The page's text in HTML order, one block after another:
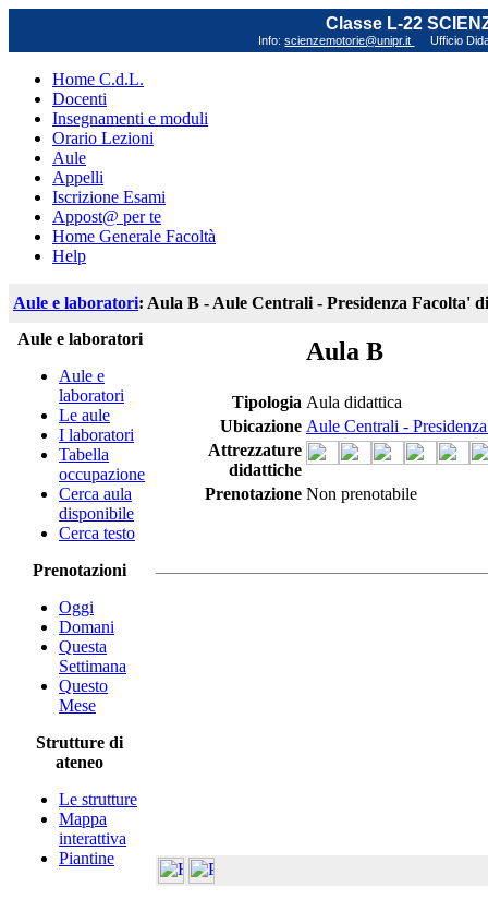
Classe L-22
Info:scienzemotorie@unipr.it Ufficio
Home C.d.L.
Docenti
Insegnamenti e moduli
Orario Lezioni
Aule
Appelli
Iscrizione Esami
Appost@ per te
Home Generale Facoltà
Help
Aule e laboratori: Aula B - Aule Centrali - Presidenza Facolta'
Aule e laboratori
Aule e
laboratori
Le aule
I laboratori
Tabella
occupazione
Cerca aula
disponibile
Cerca testo
Prenotazioni
Oggi
Domani
Questa
Settimana
Questo
Mese
Strutture di
ateneo
Le strutture
Mappa
interattiva
Piantine
Aula B
Tipologia Aula didattica
Ubicazione Aule Centrali -
Attrezzature
didattiche
Prenotazione Non prenotabile